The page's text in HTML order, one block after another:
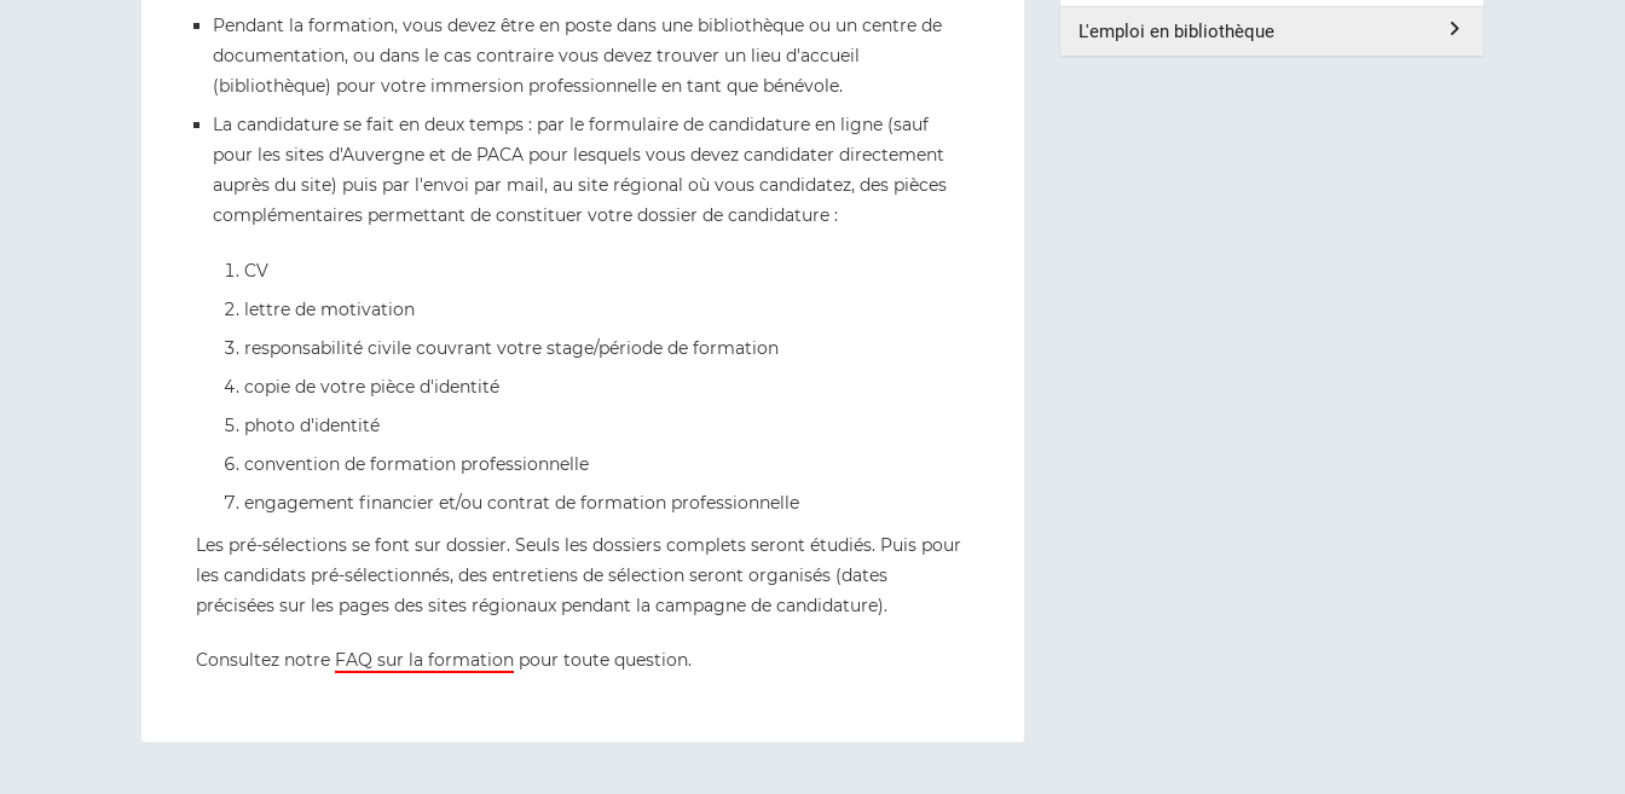
Pendant la formation, vous devez être en poste dans une bibliothèque ou un centre de
documentation, ou dans le cas contraire vous devez trouver un lieu d'accueil
(bibliothèque) pour votre immersion professionnelle en tant que bénévole.
La candidature se fait en deux temps : par le formulaire de candidature en ligne (sauf
pour les sites d'Auvergne et de PACA pour lesquels vous devez candidater directement
auprès du site) puis par l'envoi par mail, au site régional où vous candidatez, des pièces
complémentaires permettant de constituer votre dossier de candidature :
CV
lettre de motivation
responsabilité civile couvrant votre stage/période de formation
copie de votre pièce d'identité
photo d'identité
convention de formation professionnelle
engagement financier et/ou contrat de formation professionnelle
Les pré-sélections se font sur dossier. Seuls les dossiers complets seront étudiés. Puis pour
les candidats pré-sélectionnés, des entretiens de sélection seront organisés (dates
précisées sur les pages des sites régionaux pendant la campagne de candidature).
Consultez notre FAQ sur la formation pour toute question.
L'emploi en bibliothèque